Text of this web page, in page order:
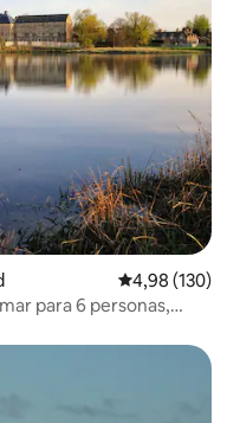
Calificación
4,98 (130)
para 6 personas,